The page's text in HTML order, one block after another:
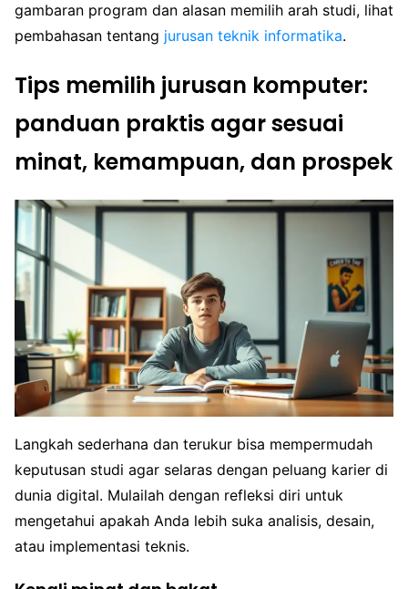
gambaran program dan alasan memilih arah studi, lihat
pembahasan tentang jurusan teknik informatika.
Tips memilih jurusan komputer:
panduan praktis agar sesuai
minat, kemampuan, dan prospek
Langkah sederhana dan terukur bisa mempermudah
keputusan studi agar selaras dengan peluang karier di
dunia digital. Mulailah dengan refleksi diri untuk
mengetahui apakah Anda lebih suka analisis, desain,
atau implementasi teknis.